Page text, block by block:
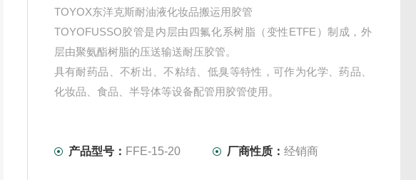
TOYOX东洋克斯耐油液化妆品搬运用胶管
TOYOFUSSO胶管是内层由四氟化系树脂（变性ETFE）制成，外
层由聚氨酯树脂的压送输送耐压胶管。
具有耐药品、不析出、不粘结、低臭等特性，可作为化学、药品、
化妆品、食品、半导体等设备配管用胶管使用。
产品型号： FFE-15-20 厂商性质：经销商